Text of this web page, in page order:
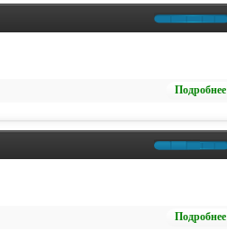
Подробнее
Подробнее